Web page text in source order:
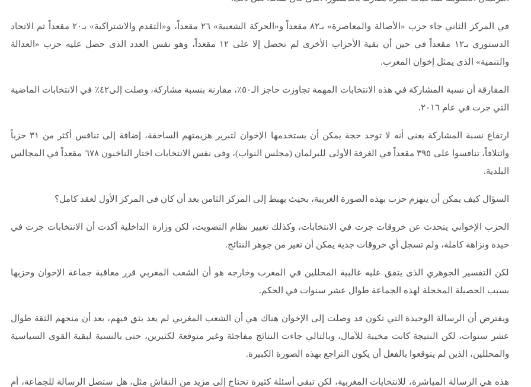
في المركز الثاني جاء حزب «الأصالة والمعاصرة» بـ٨٢ مقعداً و«الحركة الشعبية» ٢٦ مقعداً، و«التقدم والاشتراكية» بـ٢٠ مقعداً ثم الاتحاد
الدستوري بـ١٢ مقعداً في حين أن بقية الأحزاب الأخرى لم تحصل إلا على ١٢ مقعداً، وهو نفس العدد الذى حصل عليه حزب «العدالة
والتنمية» الذى يمثل إخوان المغرب.
المفارقة أن نسبة المشاركة في هذه الانتخابات المهمة تجاوزت حاجز الـ٥٠٪، مقارنة بنسبة مشاركة، وصلت إلى٤٢٪ في الانتخابات الماضية
التي جرت في عام ٢٠١٦.
ارتفاع نسبة المشاركة يعنى أنه لا توجد حجة يمكن أن يستخدمها الإخوان لتبرير هزيمتهم الساحقة، إضافة إلى تنافس أكثر من ٣١ حزباً
وائتلافاً، تنافسوا على ٣٩٥ مقعداً في الغرفة الأولى للبرلمان (مجلس النواب)، وفى نفس الانتخابات اختار الناخبون ٦٧٨ مقعداً في المجالس
البلدية.
السؤال كيف يمكن أن ينهزم حزب بهذه الصورة الغريبة، بحيث يهبط إلى المركز الثامن بعد أن كان في المركز الأول لعقد كامل؟
الحزب الإخواني يتحدث عن خروقات جرت في الانتخابات، وكذلك تغيير نظام التصويت، لكن وزارة الداخلية أكدت أن الانتخابات جرت في
حيدة ونزاهة كاملة، ولم تسجل أي خروقات جدية يمكن أن تغير من جوهر النتائج.
لكن التفسير الجوهري الذى يتفق عليه غالبية المحللين في المغرب وخارجه هو أن الشعب المغربي قرر معاقبة جماعة الإخوان وحزبها
بسبب الحصيلة المخجلة لهذه الجماعة طوال عشر سنوات في الحكم.
ويفترض أن الرسالة الوحيدة التي تكون قد وصلت إلى الإخوان هناك هي أن الشعب المغربي لم يعد يثق فيهم، بعد أن منحهم الثقة طوال
عشر سنوات، لكن النتيجة كانت مخيبة للآمال، وبالتالي جاءت النتائج مفاجئة وغير متوقعة لكثيرين، حتى بالنسبة لبقية القوى السياسية
والمحللين، الذين لم يتوقعوا بالفعل أن يكون التراجع بهذه الصورة الكبيرة.
هذه هي الرسالة المباشرة، للانتخابات المغربية، لكن تبقى أسئلة كثيرة تحتاج إلى مزيد من النقاش مثل، هل ستصل الرسالة للجماعة، أم